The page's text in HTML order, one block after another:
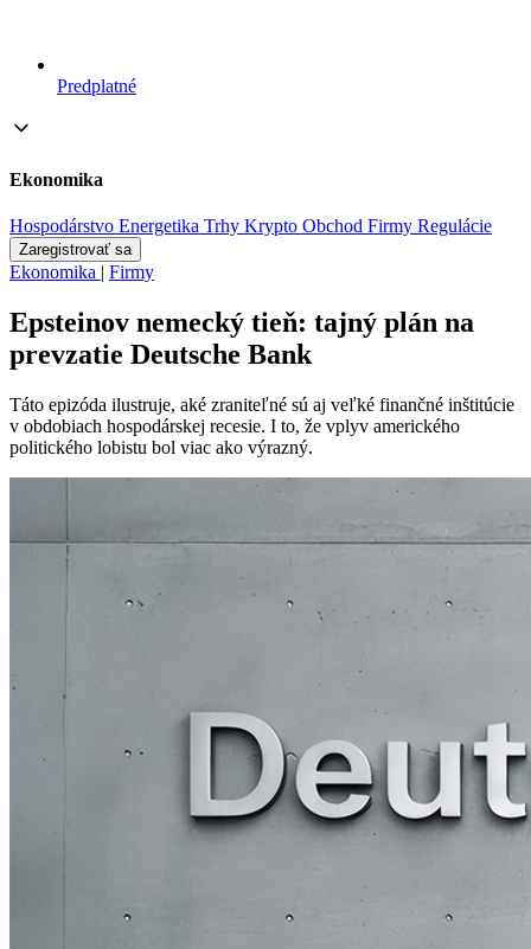
Predplatné
Ekonomika
Hospodárstvo Energetika Trhy Krypto Obchod Firmy Regulácie
Zaregistrovať sa
Ekonomika | Firmy
Epsteinov nemecký tieň: tajný plán na
prevzatie Deutsche Bank
Táto epizóda ilustruje, aké zraniteľné sú aj veľké finančné inštitúcie
v obdobiach hospodárskej recesie. I to, že vplyv amerického
politického lobistu bol viac ako výrazný.